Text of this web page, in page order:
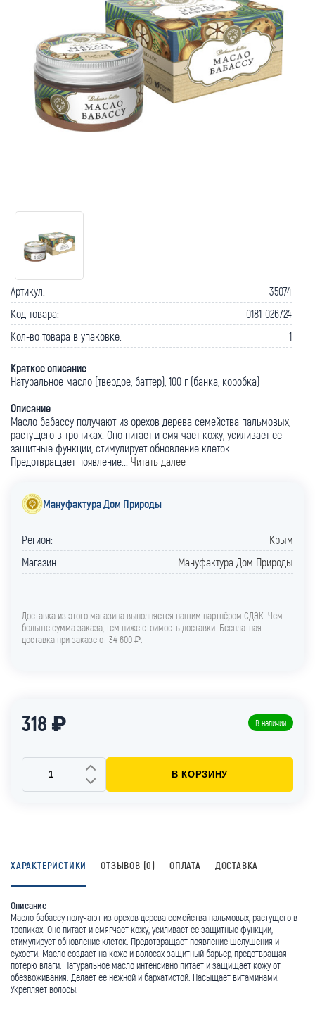
Артикул:
35074
Код товара:
0181-026724
Кол-во товара в упаковке:
1
Краткое описание
Натуральное масло (твердое, баттер), 100 г (банка, коробка)
Описание
Масло бабассу получают из орехов дерева семейства пальмовых,
растущего в тропиках. Оно питает и смягчает кожу, усиливает ее
защитные функции, стимулирует обновление клеток.
Предотвращает появление... Читать далее
Мануфактура Дом Природы
Регион:
Крым
Магазин:
Мануфактура Дом Природы
Доставка из этого магазина выполняется нашим партнёром СДЭК. Чем
больше сумма заказа, тем ниже стоимость доставки. Бесплатная
доставка при заказе от 34 600 ₽.
318 ₽ В наличии
В КОРЗИНУ
ХАРАКТЕРИСТИКИ ОТЗЫВОВ (0) ОПЛАТА ДОСТАВКА
Описание
Масло бабассу получают из орехов дерева семейства пальмовых, растущего в
тропиках. Оно питает и смягчает кожу, усиливает ее защитные функции,
стимулирует обновление клеток. Предотвращает появление шелушения и
сухости. Масло создает на коже и волосах защитный барьер, предотвращая
потерю влаги. Натуральное масло интенсивно питает и защищает кожу от
обезвоживания. Делает ее нежной и бархатистой. Насыщает витаминами.
Укрепляет волосы.